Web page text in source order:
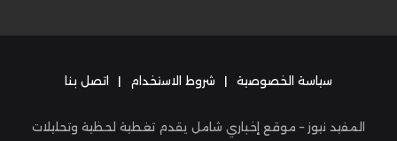
سياسة الخصوصية | شروط الاستخدام | اتصل بنا
المفيد نيوز – موقع إخباري شامل يقدم تغطية لحظية وتحليلات